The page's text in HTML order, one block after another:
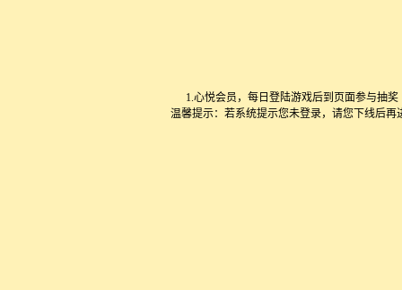
1.心悦会员，每日登陆游戏后到页面参与抽
温馨提示：若系统提示您未登录，请您下线后再